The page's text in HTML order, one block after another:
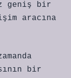
bir
aracına
bir